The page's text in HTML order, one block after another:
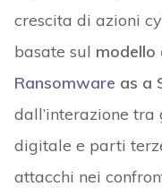
crescita di azioni
basate sul
Ransomware as a
dall’interazione
digitale e parti
attacchi nei